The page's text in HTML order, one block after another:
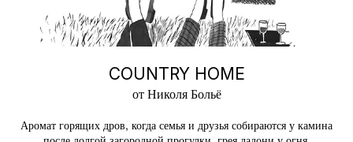
COUNTRY HOME
от Николя Больё
Аромат горящих дров, когда семья и друзья собираются у камина